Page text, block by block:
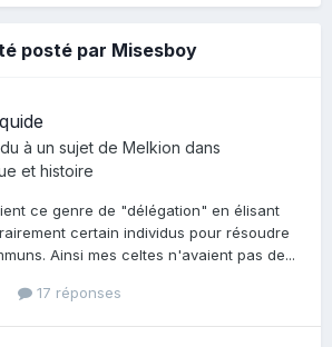
posté par Misesboy
à un sujet de Melkion dans
et histoire
ce genre de "délégation" en élisant
certain individus pour résoudre
Ainsi mes celtes n'avaient pas de...
17 réponses